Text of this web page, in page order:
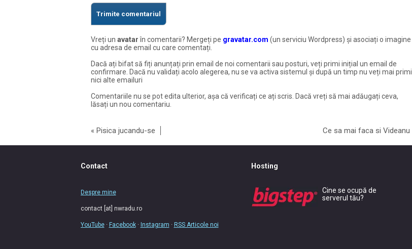
Vreți un avatarîn comentarii? Mergeți pe gravatar.com (un serviciu Wordpress) și asociați o imagine
cu adresa de email cu care comentați.
Dacă ați bifat să fiți anunțați prin email de noi comentarii sau posturi, veți primi inițial un email de
confirmare. Dacă nu validați acolo alegerea, nu se va activa sistemul și după un timp nu veți mai primi
nici alte emailuri
Comentariile nu se pot edita ulterior, așa că verificați ce ați scris. Dacă vreți să mai adăugați ceva,
lăsați un nou comentariu.
« Pisica jucandu-se Ce sa mai faca si Videanu
Contact
Despre mine
contact [at] nwradu.ro
YouTube· Facebook· Instagram · RSS Articole noi
Hosting
Cine se ocupă de
serverul tău?